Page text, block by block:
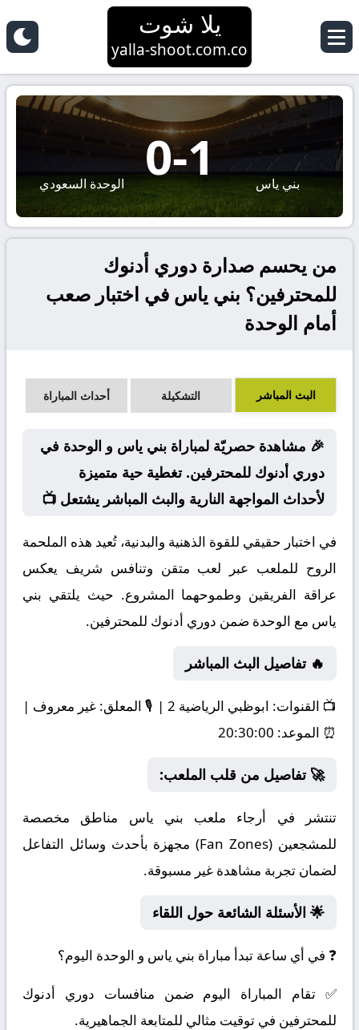
يلا شوت
yalla-shoot.com.co
بني ياس 1
-
0 الوحدة السعودي
من يحسم صدارة دوري أدنوك
للمحترفين؟ بني ياس في اختبار صعب
أمام الوحدة
البث المباشر التشكيلة أحداث المباراة
🎉 مشاهدة حصريّة لمباراة بني ياس و الوحدة في
دوري أدنوك للمحترفين. تغطية حية متميزة
لأحداث المواجهة النارية والبث المباشر يشتعل 📺
في اختبار حقيقي للقوة الذهنية والبدنية، تُعيد هذه الملحمة
الروح للملعب عبر لعب متقن وتنافس شريف يعكس
عراقة الفريقين وطموحهما المشروع. حيث يلتقي بني
ياس مع الوحدة ضمن دوري أدنوك للمحترفين.
🔥 تفاصيل البث المباشر
📺 القنوات: ابوظبي الرياضية 2 | 🎙️ المعلق: غير معروف |
⏰ الموعد:
🚀 تفاصيل من قلب الملعب:
تنتشر في أرجاء ملعب بني ياس مناطق مخصصة
للمشجعين (Fan Zones) مجهزة بأحدث وسائل التفاعل
لضمان تجربة مشاهدة غير مسبوقة.
🌟 الأسئلة الشائعة حول اللقاء
❓ في أي ساعة تبدأ مباراة بني ياس و الوحدة اليوم؟
✅ تقام المباراة اليوم ضمن منافسات دوري أدنوك
للمحترفين في توقيت مثالي للمتابعة الجماهيرية.